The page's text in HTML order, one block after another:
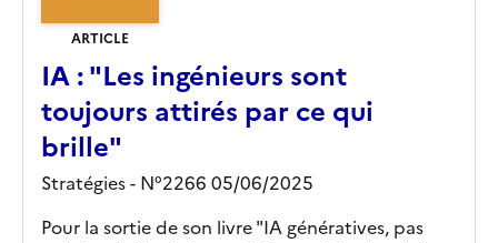
ARTICLE
IA : "Les ingénieurs sont
toujours attirés par ce qui
brille"
Stratégies - N°2266 05/06/2025
Pour la sortie de son livre "IA génératives, pas